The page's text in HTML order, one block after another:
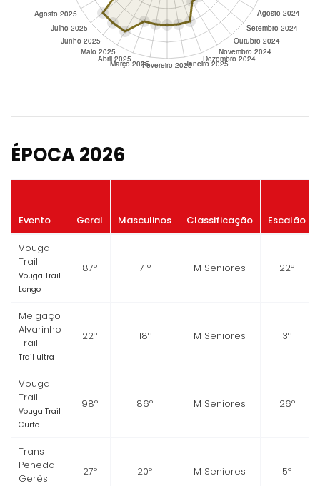
ÉPOCA 2026
Evento Geral Masculinos Classificação Escalão
Vouga
Trail
Vouga Trail
Longo
87º 71º M Seniores 22º
Melgaço
Alvarinho
Trail
Trail ultra
22º 18º M Seniores 3º
Vouga
Trail
Vouga Trail
Curto
98º 86º M Seniores 26º
Trans
Peneda-
Gerês
27º 20º M Seniores 5º